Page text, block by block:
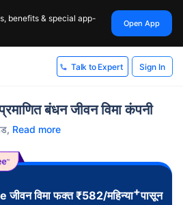
benefits & special app-
Open App
Talk to Expert Sign In
बंधन जीवन विमा कंपनी
Read more
जीवन विमा फक्त₹582/महिन्या+पासून